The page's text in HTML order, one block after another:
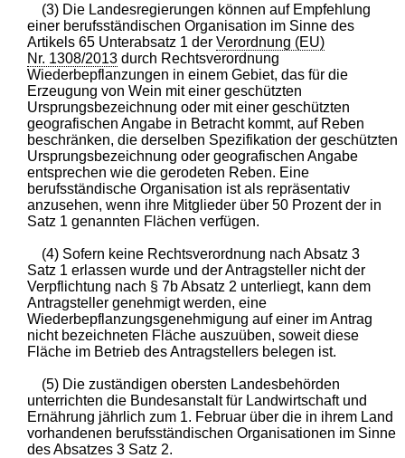
(3) Die Landesregierungen können auf Empfehlung
einer berufsständischen Organisation im Sinne des
Artikels 65 Unterabsatz 1 derVerordnung (EU)
Nr. 1308/2013 durch Rechtsverordnung
Wiederbepflanzungen in einem Gebiet, das für die
Erzeugung von Wein mit einer geschützten
Ursprungsbezeichnung oder mit einer geschützten
geografischen Angabe in Betracht kommt, auf Reben
beschränken, die derselben Spezifikation der geschützten
Ursprungsbezeichnung oder geografischen Angabe
entsprechen wie die gerodeten Reben. Eine
berufsständische Organisation ist als repräsentativ
anzusehen, wenn ihre Mitglieder über 50 Prozent der in
Satz 1 genannten Flächen verfügen.
(4) Sofern keine Rechtsverordnung nach Absatz 3
Satz 1 erlassen wurde und der Antragsteller nicht der
Verpflichtung nach § 7b Absatz 2 unterliegt, kann dem
Antragsteller genehmigt werden, eine
Wiederbepflanzungsgenehmigung auf einer im Antrag
nicht bezeichneten Fläche auszuüben, soweit diese
Fläche im Betrieb des Antragstellers belegen ist.
(5) Die zuständigen obersten Landesbehörden
unterrichten die Bundesanstalt für Landwirtschaft und
Ernährung jährlich zum 1. Februar über die in ihrem Land
vorhandenen berufsständischen Organisationen im Sinne
des Absatzes 3 Satz 2.